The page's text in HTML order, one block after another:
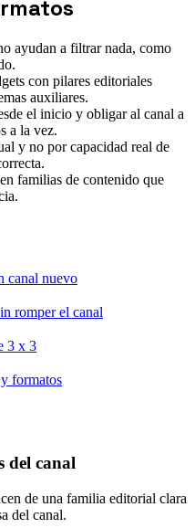
ayudan a filtrar nada, como
con pilares editoriales
auxiliares.
el inicio y obligar al canal a
a la vez.
y no por capacidad real de
familias de contenido que
canal nuevo
romper el canal
3 x 3
formatos
del canal
de una familia editorial clara
del canal.